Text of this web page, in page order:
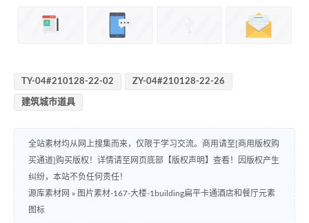
TY-04#210128-22-02 ZY-04#210128-22-26
建筑城市道具
全站素材均从网上搜集而来，仅限于学习交流。商用请至[商用版权购
买通道]购买版权！详情请至网页底部【版权声明】查看！因版权产生
纠纷，本站不负任何责任！
源库素材网 » 图片素材-167-大楼-1building扁平卡通酒店和餐厅元素
图标